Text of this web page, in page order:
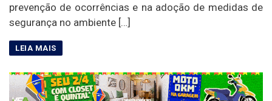
prevenção de ocorrências e na adoção de medidas de
segurança no ambiente […]